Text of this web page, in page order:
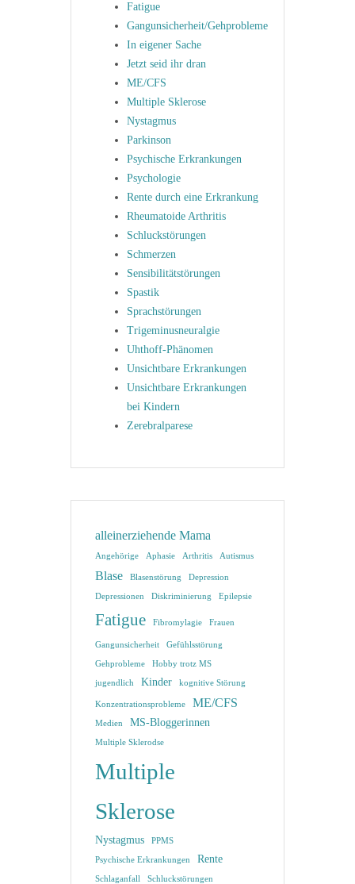
Fatigue
Gangunsicherheit/Gehprobleme
In eigener Sache
Jetzt seid ihr dran
ME/CFS
Multiple Sklerose
Nystagmus
Parkinson
Psychische Erkrankungen
Psychologie
Rente durch eine Erkrankung
Rheumatoide Arthritis
Schluckstörungen
Schmerzen
Sensibilitätstörungen
Spastik
Sprachstörungen
Trigeminusneuralgie
Uhthoff-Phänomen
Unsichtbare Erkrankungen
Unsichtbare Erkrankungen
bei Kindern
Zerebralparese
alleinerziehende Mama
Angehörige Aphasie Arthritis Autismus
Blase Blasenstörung Depression
Depressionen Diskriminierung Epilepsie
Fatigue Fibromylagie Frauen
Gangunsicherheit Gefühlsstörung
Gehprobleme Hobby trotz MS
jugendlich Kinder kognitive Störung
Konzentrationsprobleme ME/CFS
Medien MS-Bloggerinnen
Multiple Sklerodse
Multiple
Sklerose
Nystagmus PPMS
Psychische Erkrankungen Rente
Schlaganfall Schluckstörungen